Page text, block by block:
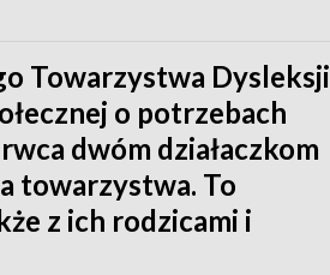
Towarzystwa Dysleksji
o potrzebach
dwóm działaczkom
towarzystwa. To
z ich rodzicami i